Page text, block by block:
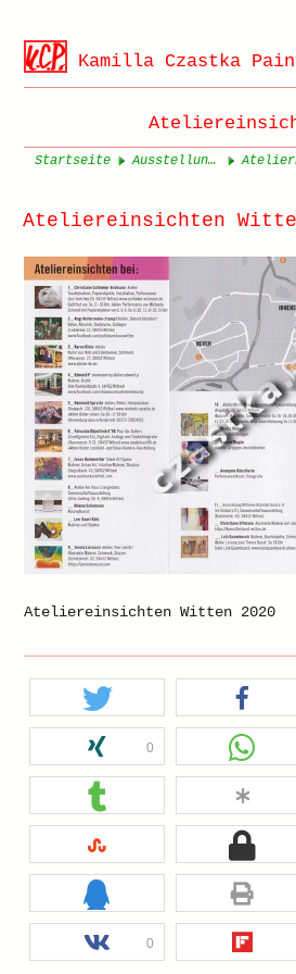
Kamilla Czastka
Startseite Ausstellungen Seite 1
Ateliereinsichten
Ateliereinsichten Witten 2020
0
0